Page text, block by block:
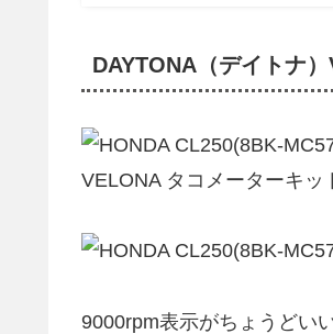
DAYTONA（デイトナ
9000rpm表示がちょうどい